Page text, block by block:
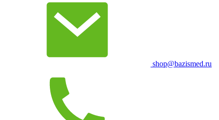
shop@bazismed.ru